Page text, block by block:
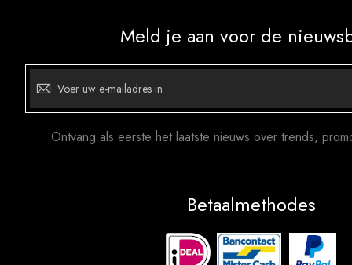
Meld je aan voor de
onze
nieuwsbrief
Ontvang als eerste het laatste nieuws over trends,
Betaalmethodes